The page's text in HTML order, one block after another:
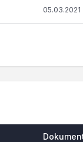
05.03.2021